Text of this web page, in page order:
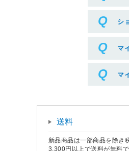
シ
マ
マ
送料
新品商品は一部商品を除き
3,300円以上で送料が無料で